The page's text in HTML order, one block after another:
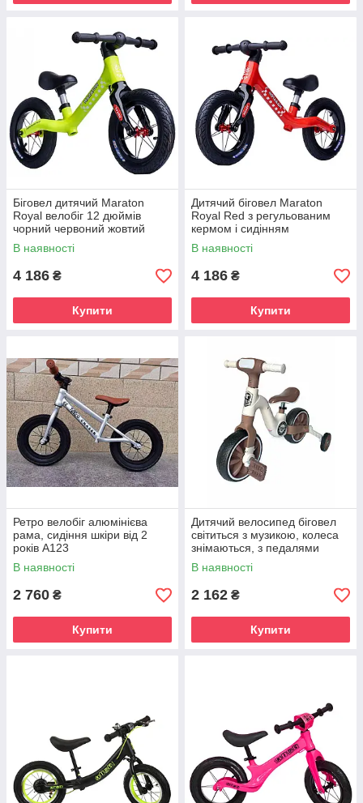
Біговел дитячий Maraton
Royal велобіг 12 дюймів
чорний червоний жовтий
В наявності
4 186 ₴
Купити
Дитячий біговел Maraton
Royal Red з регульованим
кермом і сидінням
В наявності
4 186 ₴
Купити
Ретро велобіг алюмінієва
рама, сидіння шкіри від 2
років A123
В наявності
2 760 ₴
Купити
Дитячий велосипед біговел
світиться з музикою, колеса
знімаються, з педалями
HLL205
В наявності
2 162 ₴
Купити